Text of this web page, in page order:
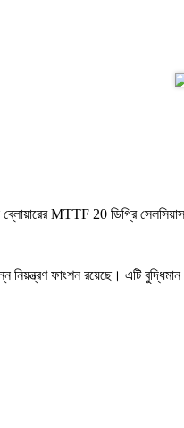
MTTF 20 ডিগ্রি
ফাংশন রয়েছে। এটি বুদ্ধিমান